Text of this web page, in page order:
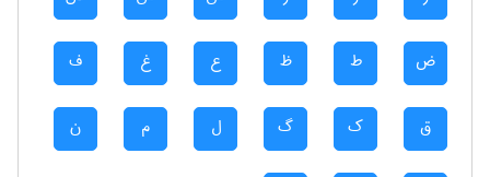
ض ط ظ ع غ ف
ق ک گ ل م ن